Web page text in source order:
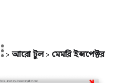
> আরো টুল> মেমরি ইন্সপেক্টর